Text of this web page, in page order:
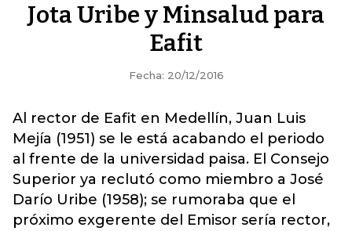
Jota Uribe y Minsalud para
Eafit
Fecha: 20/12/2016
Al rector de Eafit en Medellín, Juan Luis
Mejía (1951) se le está acabando el periodo
al frente de la universidad paisa. El Consejo
Superior ya reclutó como miembro a José
Darío Uribe (1958); se rumoraba que el
próximo exgerente del Emisor sería rector,